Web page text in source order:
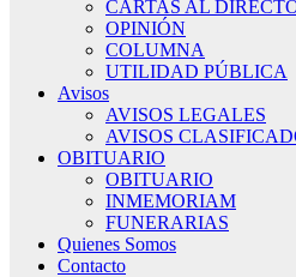
CARTAS AL
OPINIÓN
COLUMNA
UTILIDAD PÚBLICA
Avisos
AVISOS LEGALES
AVISOS
OBITUARIO
OBITUARIO
INMEMORIAM
FUNERARIAS
Quienes Somos
Contacto